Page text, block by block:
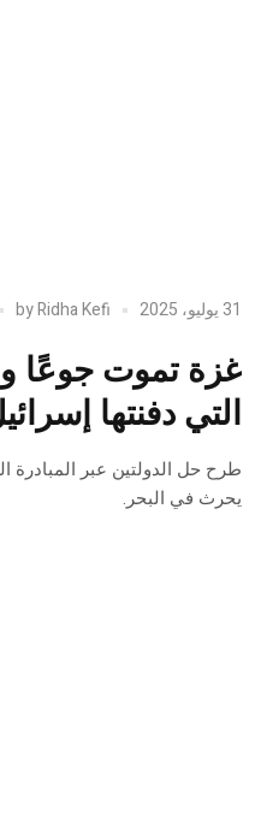
31 يوليو، 2025 byRidha Kefi
غزة تموت جوعًا
التي دفنتها إسرائيل
طرح حل الدولتين عبر المبادرة
يحرث في البحر.